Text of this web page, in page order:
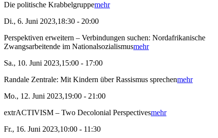
Die politische Krabbelgruppemehr
Di., 6. Juni 2023,18:30 - 20:00
Perspektiven erweitern – Verbindungen suchen: Nordafrikanische
Zwangsarbeitende im Nationalsozialismusmehr
Sa., 10. Juni 2023,15:00 - 17:00
Randale Zentrale: Mit Kindern über Rassismus sprechenmehr
Mo., 12. Juni 2023,19:00 - 21:00
extrACTIVISM – Two Decolonial Perspectivesmehr
Fr., 16. Juni 2023,10:00 - 11:30